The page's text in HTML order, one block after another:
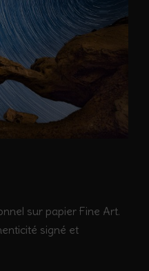
sur papier Fine Art.
signé et